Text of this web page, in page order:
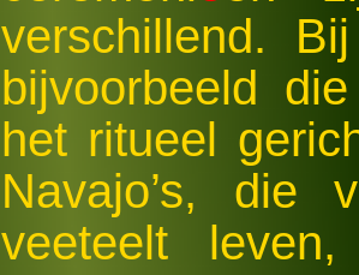
verschillend.
bijvoorbeeld
het ritueel
Navajo’s,
veeteelt